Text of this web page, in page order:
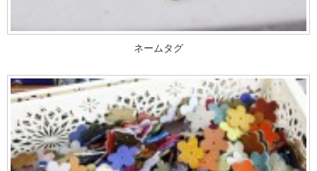
ネームタグ